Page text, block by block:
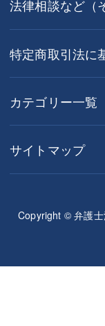
法律相談など（
特定商取引法に
カテゴリー一覧
サイトマップ
Copyright © 弁護